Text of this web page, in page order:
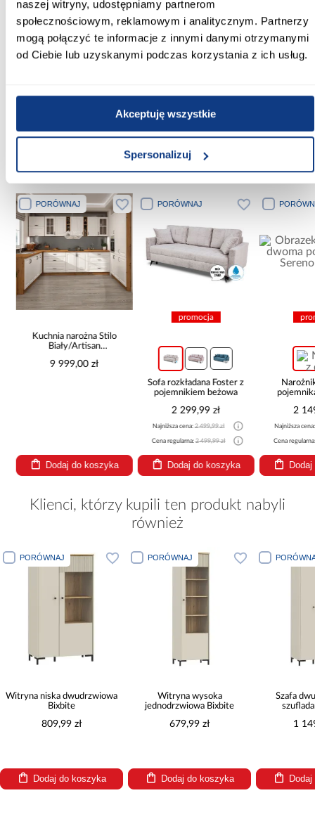
naszej witryny, udostępniamy partnerom
społecznościowym, reklamowym i analitycznym. Partnerzy
mogą połączyć te informacje z innymi danymi otrzymanymi
od Ciebie lub uzyskanymi podczas korzystania z ich usług.
Akceptuję wszystkie
Spersonalizuj
Ilość drzwi:
2-drzwiowa
Inni Klienci sprawdzali również
PORÓWNAJ
Kuchnia narożna Stilo
Biały/Artisan
9 999,00 zł
Dodaj do koszyka
PORÓWNAJ
promocja
Sofa rozkładana Foster z
pojemnikiem beżowa
2 299,99 zł
Najniższa cena:2 499,99 zł
Cena regularna:2 499,99 zł
Dodaj do koszyka
2
Najniższa
Cena
Klienci, którzy kupili ten produkt nabyli
również
PORÓWNAJ
Witryna niska dwudrzwiowa
Bixbite
809,99 zł
Dodaj do koszyka
PORÓWNAJ
Witryna wysoka
jednodrzwiowa Bixbite
679,99 zł
Dodaj do koszyka
Szafa
1